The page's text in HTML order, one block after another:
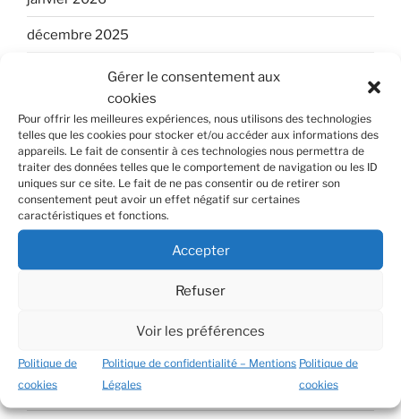
Gérer le consentement aux
cookies
Pour offrir les meilleures expériences, nous utilisons des technologies
telles que les cookies pour stocker et/ou accéder aux informations des
appareils. Le fait de consentir à ces technologies nous permettra de
traiter des données telles que le comportement de navigation ou les ID
uniques sur ce site. Le fait de ne pas consentir ou de retirer son
consentement peut avoir un effet négatif sur certaines
caractéristiques et fonctions.
Accepter
Refuser
Voir les préférences
Politique de
cookies
Politique de confidentialité – Mentions
Légales
Politique de
cookies
décembre 2025
novembre 2025
septembre 2025
août 2025
juillet 2025
juin 2025
décembre 2024
août 2024